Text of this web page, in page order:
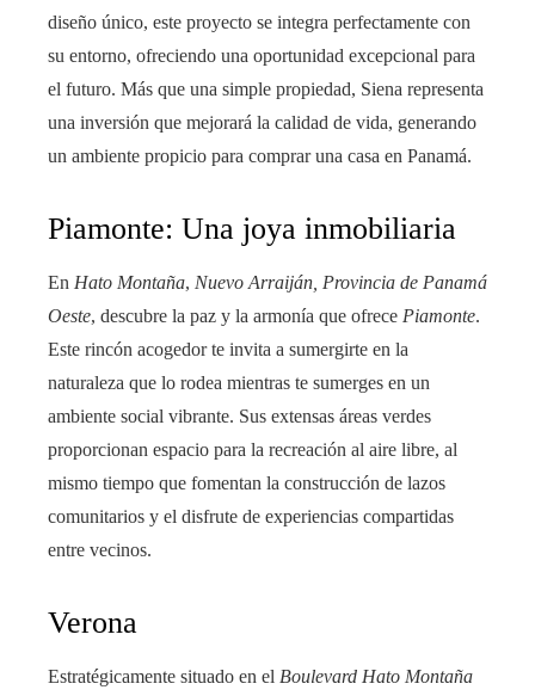
diseño único, este proyecto se integra perfectamente con
su entorno, ofreciendo una oportunidad excepcional para
el futuro. Más que una simple propiedad, Siena representa
una inversión que mejorará la calidad de vida, generando
un ambiente propicio para comprar una casa en Panamá.
Piamonte: Una joya inmobiliaria
En Hato Montaña, Nuevo Arraiján, Provincia de Panamá
Oeste, descubre la paz y la armonía que ofrece Piamonte.
Este rincón acogedor te invita a sumergirte en la
naturaleza que lo rodea mientras te sumerges en un
ambiente social vibrante. Sus extensas áreas verdes
proporcionan espacio para la recreación al aire libre, al
mismo tiempo que fomentan la construcción de lazos
comunitarios y el disfrute de experiencias compartidas
entre vecinos.
Verona
Estratégicamente situado en el Boulevard Hato Montaña